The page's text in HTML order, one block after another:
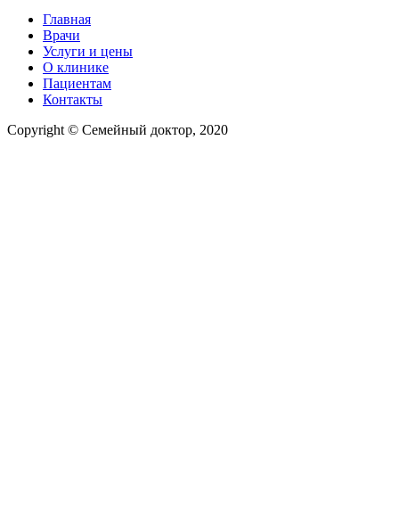
Главная
Врачи
Услуги и цены
О клинике
Пациентам
Контакты
Copyright © Семейный доктор, 2020